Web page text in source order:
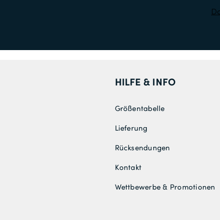
HILFE & INFO
Größentabelle
Lieferung
Rücksendungen
Kontakt
Wettbewerbe & Promotionen